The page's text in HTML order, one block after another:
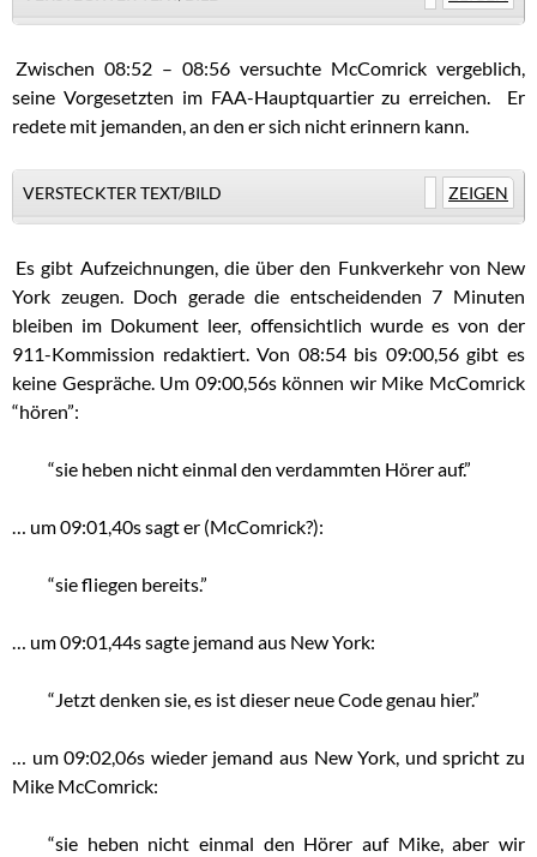
Zwischen 08:52 – 08:56 versuchte McComrick vergeblich,
seine Vorgesetzten im FAA-Hauptquartier zu erreichen. Er
redete mit jemanden, an den er sich nicht erinnern kann.
VERSTECKTER TEXT/BILD ZEIGEN
Es gibt Aufzeichnungen, die über den Funkverkehr von New
York zeugen. Doch gerade die entscheidenden 7 Minuten
bleiben im Dokument leer, offensichtlich wurde es von der
911-Kommission redaktiert. Von 08:54 bis 09:00,56 gibt es
keine Gespräche. Um 09:00,56s können wir Mike McComrick
“hören”:
“sie heben nicht einmal den verdammten Hörer auf.”
… um 09:01,40s sagt er (McComrick?):
“sie fliegen bereits.”
… um 09:01,44s sagte jemand aus New York:
“Jetzt denken sie, es ist dieser neue Code genau hier.”
… um 09:02,06s wieder jemand aus New York, und spricht zu
Mike McComrick:
“sie heben nicht einmal den Hörer auf Mike, aber wir